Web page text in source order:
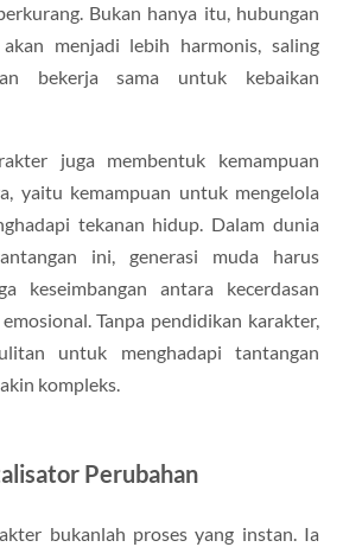
Bukan hanya itu, hubungan
menjadi lebih harmonis, saling
bekerja sama untuk kebaikan
juga membentuk kemampuan
yaitu kemampuan untuk mengelola
tekanan hidup. Dalam dunia
ini, generasi muda harus
keseimbangan antara kecerdasan
Tanpa pendidikan karakter,
untuk menghadapi tantangan
kompleks.
Perubahan
bukanlah proses yang instan. Ia